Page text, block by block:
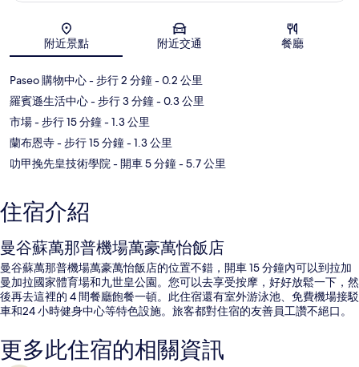
地圖
附近景點 附近交通 餐廳
Paseo 購物中心- 步行 2 分鐘- 0.2 公里
羅賓遜生活中心- 步行 3 分鐘- 0.3 公里
市場- 步行 15 分鐘- 1.3 公里
蘭布恩寺- 步行 15 分鐘- 1.3 公里
叻甲挽先皇技術學院- 開車 5 分鐘- 5.7 公里
住宿介紹
曼谷蘇萬那普機場萬豪萬怡飯店
曼谷蘇萬那普機場萬豪萬怡飯店的位置不錯，開車 15 分鐘內可以到拉加
曼加拉國家體育場和九世皇公園。您可以去享受按摩，好好放鬆一下，然
後再去這裡的 4 間餐廳飽餐一頓。此住宿還有室外游泳池、免費機場接駁
車和24 小時健身中心等特色設施。旅客都對住宿的友善員工讚不絕口。
更多此住宿的相關資訊